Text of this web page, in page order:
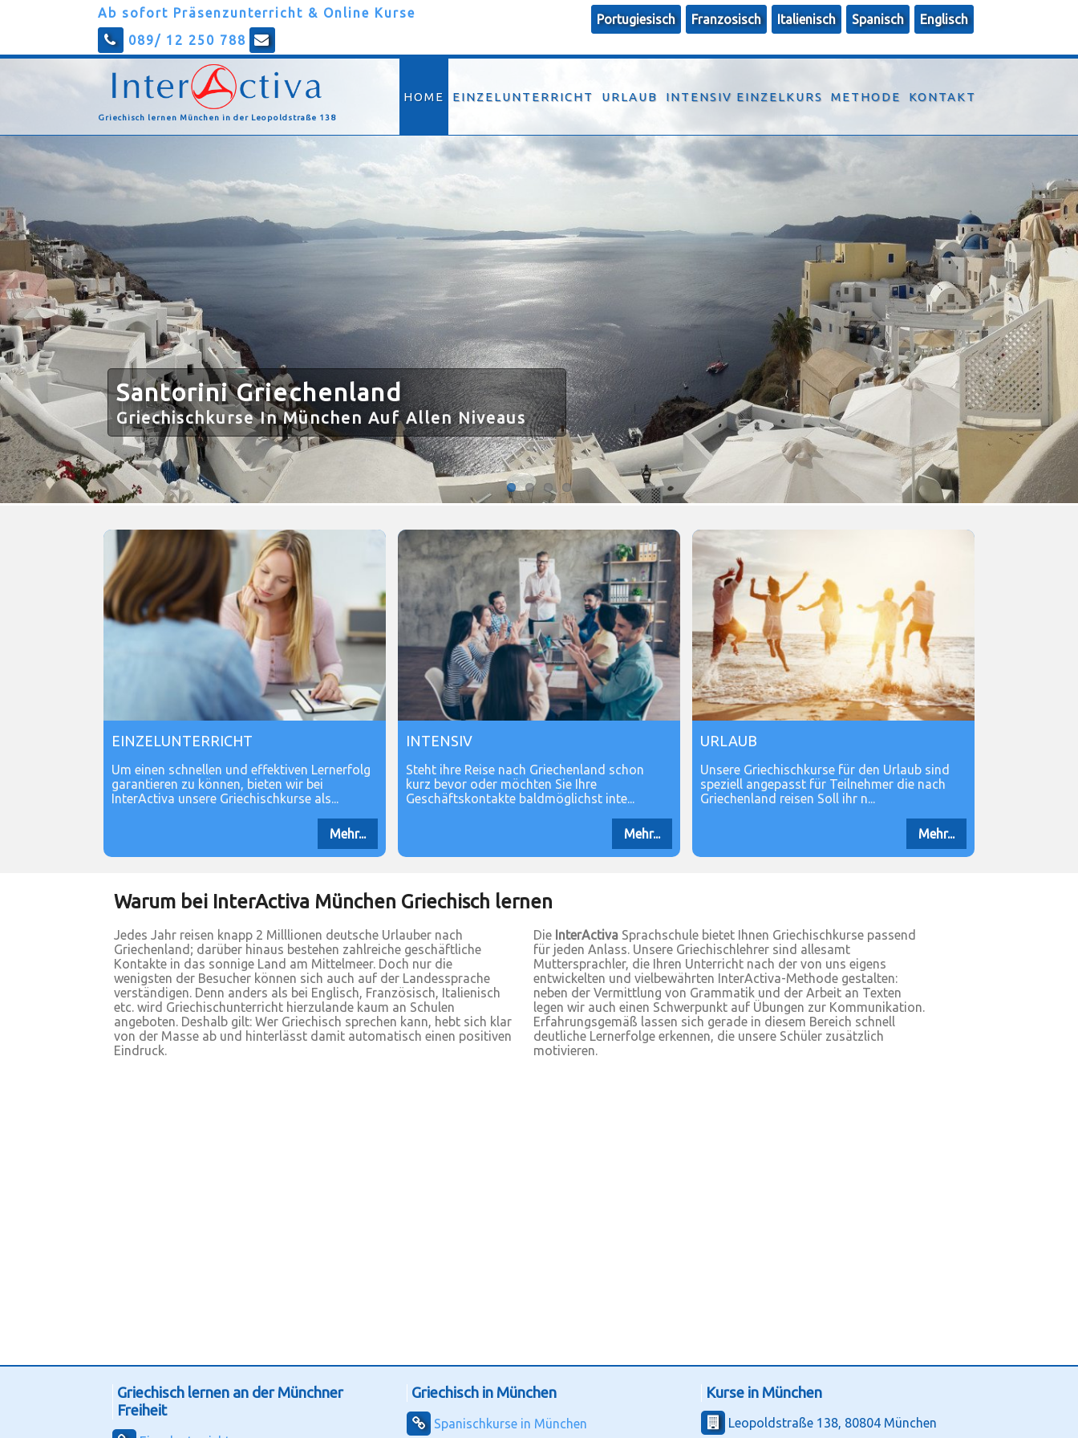
Englisch
Spanisch
Italienisch
Franzosisch
Portugiesisch
Ab sofort Präsenzunterricht & Online Kurse
089/ 12 250 788
Griechisch lernen München in der Leopoldstraße 138
HOME EINZELUNTERRICHT URLAUB INTENSIV EINZELKURS METHODE KONTAKT
Santorini Griechenland
Griechischkurse In München Auf Allen Niveaus
EINZELUNTERRICHT
Um einen schnellen und effektiven Lernerfolg
garantieren zu können, bieten wir bei
InterActiva unsere Griechischkurse als...
Mehr...
INTENSIV
Steht ihre Reise nach Griechenland schon
kurz bevor oder möchten Sie Ihre
Geschäftskontakte baldmöglichst inte...
Mehr...
URLAUB
Unsere Griechischkurse für den Urlaub sind
speziell angepasst für Teilnehmer die nach
Griechenland reisen Soll ihr n...
Mehr...
Warum bei InterActiva München Griechisch lernen
Jedes Jahr reisen knapp 2 Milllionen deutsche Urlauber nach
Griechenland; darüber hinaus bestehen zahlreiche geschäftliche
Kontakte in das sonnige Land am Mittelmeer. Doch nur die
wenigsten der Besucher können sich auch auf der Landessprache
verständigen. Denn anders als bei Englisch, Französisch, Italienisch
etc. wird Griechischunterricht hierzulande kaum an Schulen
angeboten. Deshalb gilt: Wer Griechisch sprechen kann, hebt sich klar
von der Masse ab und hinterlässt damit automatisch einen positiven
Eindruck.
Die InterActiva Sprachschule bietet Ihnen Griechischkurse passend
für jeden Anlass. Unsere Griechischlehrer sind allesamt
Muttersprachler, die Ihren Unterricht nach der von uns eigens
entwickelten und vielbewährten InterActiva-Methode gestalten:
neben der Vermittlung von Grammatik und der Arbeit an Texten
legen wir auch einen Schwerpunkt auf Übungen zur Kommunikation.
Erfahrungsgemäß lassen sich gerade in diesem Bereich schnell
deutliche Lernerfolge erkennen, die unsere Schüler zusätzlich
motivieren.
Griechisch lernen an der Münchner
Freiheit
Griechisch in München
Spanischkurse in München
Kurse in München
Leopoldstraße 138, 80804 München